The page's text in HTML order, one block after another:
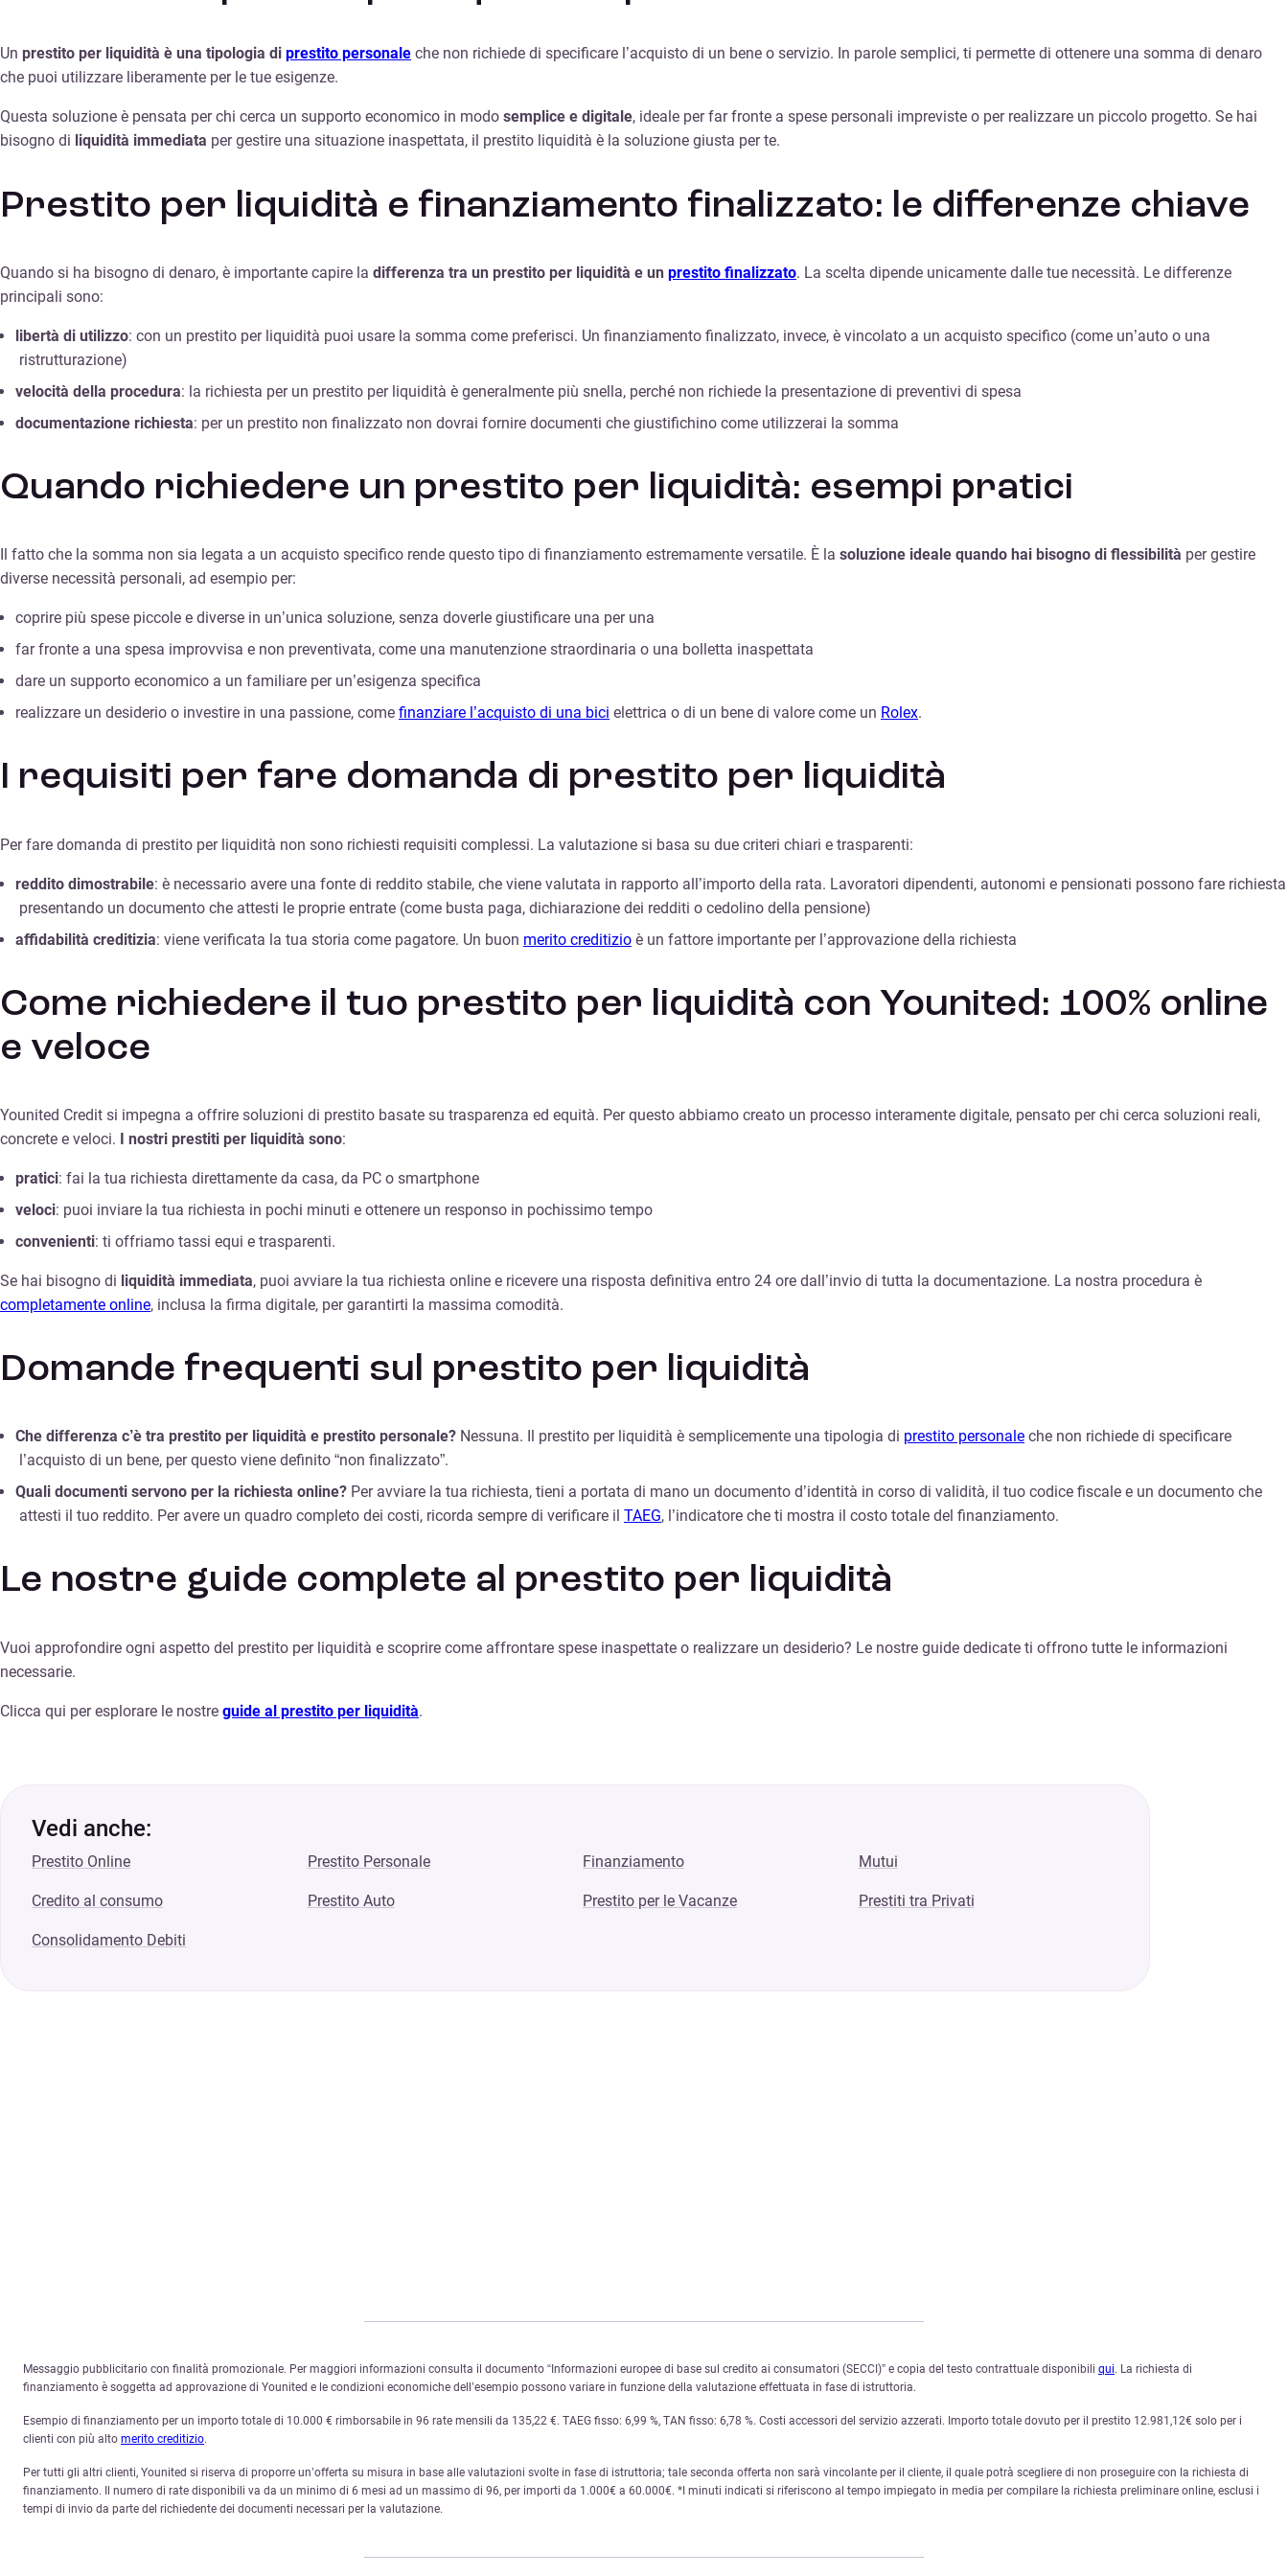
Un prestito per liquidità è una tipologia di prestito personale che non richiede di specificare l’acquisto di un bene o servizio. In parole semplici, ti permette di ottenere una somma di denaro
che puoi utilizzare liberamente per le tue esigenze.
Questa soluzione è pensata per chi cerca un supporto economico in modo semplice e digitale, ideale per far fronte a spese personali impreviste o per realizzare un piccolo progetto. Se hai
bisogno di liquidità immediata per gestire una situazione inaspettata, il prestito liquidità è la soluzione giusta per te.
Prestito per liquidità e finanziamento finalizzato: le differenze chiave
Quando si ha bisogno di denaro, è importante capire la differenza tra un prestito per liquidità e un prestito finalizzato. La scelta dipende unicamente dalle tue necessità. Le differenze
principali sono:
libertà di utilizzo: con un prestito per liquidità puoi usare la somma come preferisci. Un finanziamento finalizzato, invece, è vincolato a un acquisto specifico (come un’auto o una
ristrutturazione)
velocità della procedura: la richiesta per un prestito per liquidità è generalmente più snella, perché non richiede la presentazione di preventivi di spesa
documentazione richiesta: per un prestito non finalizzato non dovrai fornire documenti che giustifichino come utilizzerai la somma
Quando richiedere un prestito per liquidità: esempi pratici
Il fatto che la somma non sia legata a un acquisto specifico rende questo tipo di finanziamento estremamente versatile. È la soluzione ideale quando hai bisogno di flessibilità per gestire
diverse necessità personali, ad esempio per:
coprire più spese piccole e diverse in un’unica soluzione, senza doverle giustificare una per una
far fronte a una spesa improvvisa e non preventivata, come una manutenzione straordinaria o una bolletta inaspettata
dare un supporto economico a un familiare per un’esigenza specifica
realizzare un desiderio o investire in una passione, come finanziare l’acquisto di una bici elettrica o di un bene di valore come un Rolex.
I requisiti per fare domanda di prestito per liquidità
Per fare domanda di prestito per liquidità non sono richiesti requisiti complessi. La valutazione si basa su due criteri chiari e trasparenti:
reddito dimostrabile: è necessario avere una fonte di reddito stabile, che viene valutata in rapporto all’importo della rata. Lavoratori dipendenti, autonomi e pensionati possono fare richiesta
presentando un documento che attesti le proprie entrate (come busta paga, dichiarazione dei redditi o cedolino della pensione)
affidabilità creditizia: viene verificata la tua storia come pagatore. Un buon merito creditizio è un fattore importante per l’approvazione della richiesta
Come richiedere il tuo prestito per liquidità con Younited: 100% online
e veloce
Younited Credit si impegna a offrire soluzioni di prestito basate su trasparenza ed equità. Per questo abbiamo creato un processo interamente digitale, pensato per chi cerca soluzioni reali,
concrete e veloci. I nostri prestiti per liquidità sono:
pratici: fai la tua richiesta direttamente da casa, da PC o smartphone
veloci: puoi inviare la tua richiesta in pochi minuti e ottenere un responso in pochissimo tempo
convenienti: ti offriamo tassi equi e trasparenti.
Se hai bisogno di liquidità immediata, puoi avviare la tua richiesta online e ricevere una risposta definitiva entro 24 ore dall’invio di tutta la documentazione. La nostra procedura è
completamente online, inclusa la firma digitale, per garantirti la massima comodità.
Domande frequenti sul prestito per liquidità
Che differenza c’è tra prestito per liquidità e prestito personale? Nessuna. Il prestito per liquidità è semplicemente una tipologia di prestito personale che non richiede di specificare
l’acquisto di un bene, per questo viene definito “non finalizzato”.
Quali documenti servono per la richiesta online? Per avviare la tua richiesta, tieni a portata di mano un documento d’identità in corso di validità, il tuo codice fiscale e un documento che
attesti il tuo reddito. Per avere un quadro completo dei costi, ricorda sempre di verificare il TAEG, l’indicatore che ti mostra il costo totale del finanziamento.
Le nostre guide complete al prestito per liquidità
Vuoi approfondire ogni aspetto del prestito per liquidità e scoprire come affrontare spese inaspettate o realizzare un desiderio? Le nostre guide dedicate ti offrono tutte le informazioni
necessarie.
Clicca qui per esplorare le nostre guide al prestito per liquidità.
Vedi anche:
Prestito Online Prestito Personale Finanziamento Mutui
Credito al consumo Prestito Auto Prestito per le Vacanze Prestiti tra Privati
Consolidamento Debiti
Messaggio pubblicitario con finalità promozionale. Per maggiori informazioni consulta il documento “Informazioni europee di base sul credito ai consumatori (SECCI)” e copia del testo contrattuale disponibili qui. La richiesta di
finanziamento è soggetta ad approvazione di Younited e le condizioni economiche dell’esempio possono variare in funzione della valutazione effettuata in fase di istruttoria.
Esempio di finanziamento per un importo totale di 10.000 € rimborsabile in 96 rate mensili da 135,22 €. TAEG fisso: 6,99 %, TAN fisso: 6,78 %. Costi accessori del servizio azzerati. Importo totale dovuto per il prestito 12.981,12€ solo per i
clienti con più alto merito creditizio.
Per tutti gli altri clienti, Younited si riserva di proporre un’offerta su misura in base alle valutazioni svolte in fase di istruttoria; tale seconda offerta non sarà vincolante per il cliente, il quale potrà scegliere di non proseguire con la richiesta di
finanziamento. Il numero di rate disponibili va da un minimo di 6 mesi ad un massimo di 96, per importi da 1.000€ a 60.000€. *I minuti indicati si riferiscono al tempo impiegato in media per compilare la richiesta preliminare online, esclusi i
tempi di invio da parte del richiedente dei documenti necessari per la valutazione.